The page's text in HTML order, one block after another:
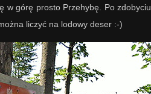
w górę prosto Przehybę. Po zdobyciu
liczyć na lodowy deser :-)